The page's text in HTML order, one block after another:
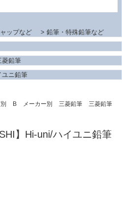
ップなど > 鉛筆・特殊鉛筆など
菱鉛筆
ユニ鉛筆
B メーカー別 三菱鉛筆
三菱鉛筆
】Hi-uni/ハイユニ鉛筆